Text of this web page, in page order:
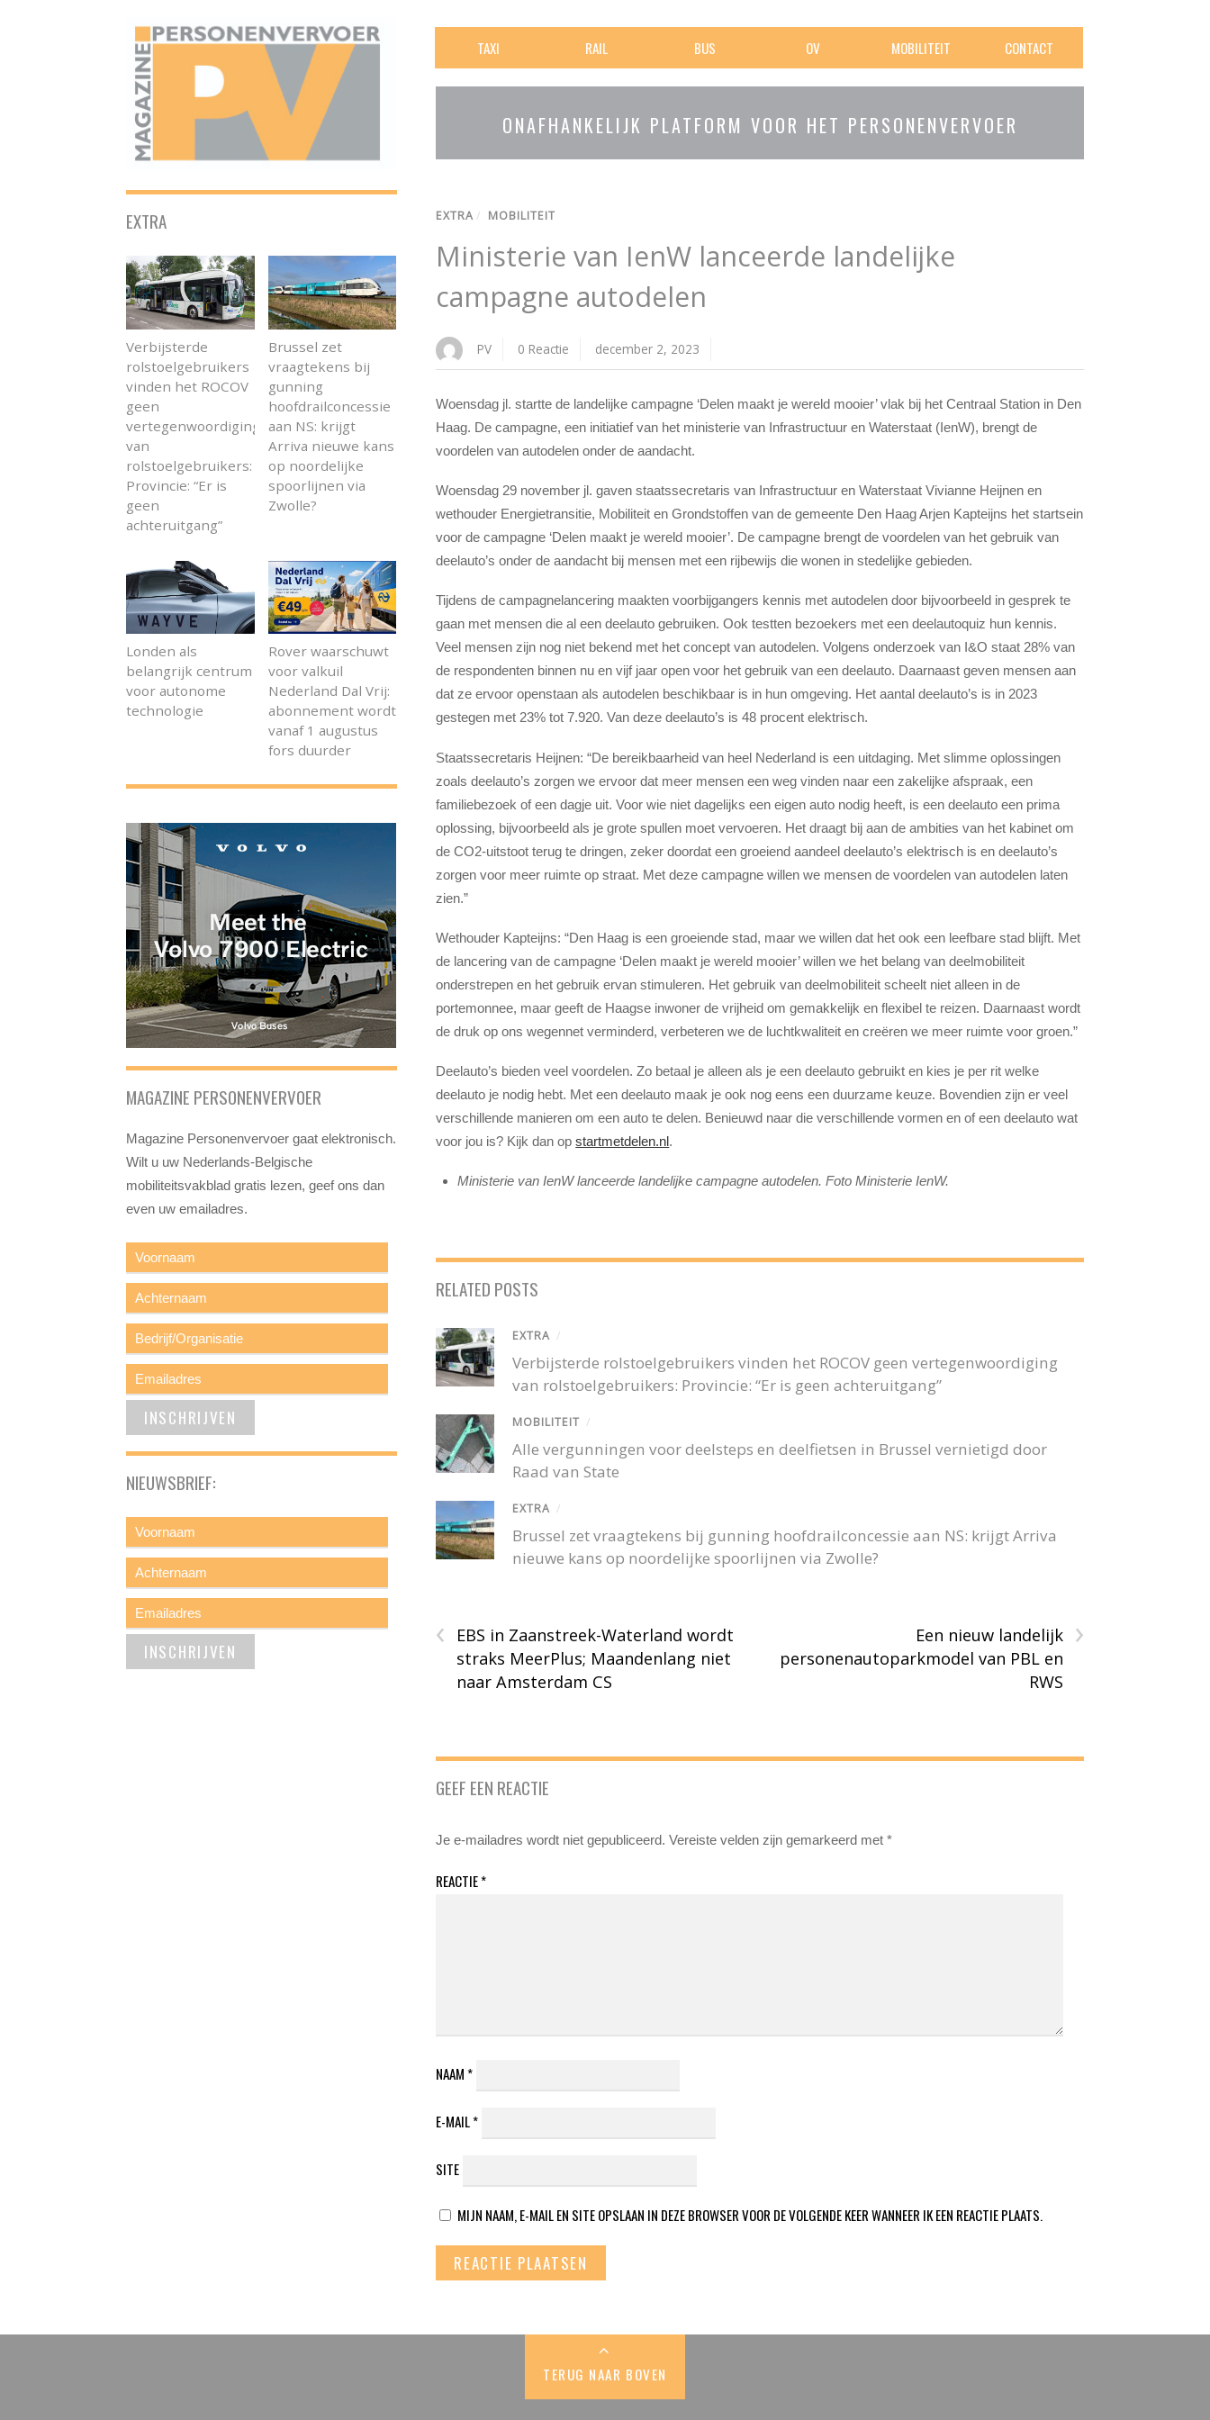
TAXI RAIL BUS OV MOBILITEIT CONTACT
ONAFHANKELIJK PLATFORM VOOR HET PERSONENVERVOER
EXTRA / MOBILITEIT
Ministerie van IenW lanceerde landelijke
campagne autodelen
PV 0 Reactie december 2, 2023
Woensdag jl. startte de landelijke campagne ‘Delen maakt je wereld mooier’ vlak bij het Centraal Station in Den
Haag. De campagne, een initiatief van het ministerie van Infrastructuur en Waterstaat (IenW), brengt de
voordelen van autodelen onder de aandacht.
Woensdag 29 november jl. gaven staatssecretaris van Infrastructuur en Waterstaat Vivianne Heijnen en
wethouder Energietransitie, Mobiliteit en Grondstoffen van de gemeente Den Haag Arjen Kapteijns het startsein
voor de campagne ‘Delen maakt je wereld mooier’. De campagne brengt de voordelen van het gebruik van
deelauto’s onder de aandacht bij mensen met een rijbewijs die wonen in stedelijke gebieden.
Tijdens de campagnelancering maakten voorbijgangers kennis met autodelen door bijvoorbeeld in gesprek te
gaan met mensen die al een deelauto gebruiken. Ook testten bezoekers met een deelautoquiz hun kennis.
Veel mensenzijn nog niet bekend met het concept van autodelen. Volgensonderzoek van I&O staat 28% van
de respondenten binnen nu en vijf jaar open voor het gebruik van een deelauto. Daarnaast geven mensen aan
dat ze ervoor openstaan als autodelen beschikbaar is in hun omgeving. Het aantal deelauto’s is in 2023
gestegen met 23% tot 7.920. Van deze deelauto’s is 48 procent elektrisch.
Staatssecretaris Heijnen: “De bereikbaarheid van heel Nederland is een uitdaging. Met slimme oplossingen
zoals deelauto’s zorgen we ervoor dat meer mensen een weg vinden naar een zakelijke afspraak, een
familiebezoek of een dagje uit. Voor wie niet dagelijks een eigen auto nodig heeft, is een deelauto een prima
oplossing, bijvoorbeeld als je grote spullen moet vervoeren. Het draagt bij aan de ambities van het kabinet om
de CO2-uitstoot terug te dringen, zeker doordat een groeiend aandeel deelauto’s elektrisch is en deelauto’s
zorgen voor meer ruimte op straat. Met deze campagne willen we mensen de voordelen van autodelen laten
zien.”
Wethouder Kapteijns: “Den Haag is een groeiende stad, maar we willen dat het ook een leefbare stad blijft. Met
de lancering van de campagne ‘Delen maakt je wereld mooier’ willen we het belang van deelmobiliteit
onderstrepen en het gebruik ervan stimuleren. Het gebruik van deelmobiliteit scheelt niet alleen in de
portemonnee, maar geeft de Haagse inwoner de vrijheid om gemakkelijk en flexibel te reizen. Daarnaast wordt
de druk op ons wegennet verminderd, verbeteren we de luchtkwaliteit en creëren we meer ruimte voor groen.”
Deelauto’s bieden veel voordelen. Zo betaal je alleen als je een deelauto gebruikt en kies je per rit welke
deelauto je nodig hebt. Met een deelauto maak je ook nog eens een duurzame keuze. Bovendien zijn er veel
verschillende manieren om een auto te delen. Benieuwd naar die verschillende vormen en of een deelauto wat
voor jou is? Kijk dan opstartmetdelen.nl.
Ministerie van IenW lanceerde landelijke campagne autodelen. Foto Ministerie IenW.
RELATED POSTS
EXTRA /
Verbijsterde rolstoelgebruikers vinden het ROCOV geen vertegenwoordiging
van rolstoelgebruikers: Provincie: “Er is geen achteruitgang”
MOBILITEIT /
Alle vergunningen voor deelsteps en deelfietsen in Brussel vernietigd door
Raad van State
EXTRA /
Brussel zet vraagtekens bij gunning hoofdrailconcessie aan NS: krijgt Arriva
nieuwe kans op noordelijke spoorlijnen via Zwolle?
‹
EBS in Zaanstreek-Waterland wordt
straks MeerPlus; Maandenlang niet
naar Amsterdam CS
›
Een nieuw landelijk
personenautoparkmodel van PBL en
RWS
GEEF EEN REACTIE
Je e-mailadres wordt niet gepubliceerd. Vereiste velden zijn gemarkeerd met*
REACTIE*
NAAM *
E-MAIL*
SITE
MIJN NAAM, E-MAIL EN SITE OPSLAAN IN DEZE BROWSER VOOR DE VOLGENDE KEER WANNEER IK EEN REACTIE PLAATS.
EXTRA
Verbijsterde
rolstoelgebruikers
vinden het ROCOV
geen
vertegenwoordiging
van
rolstoelgebruikers:
Provincie: “Er is
geen
achteruitgang”
Brussel zet
vraagtekens bij
gunning
hoofdrailconcessie
aan NS: krijgt
Arriva nieuwe kans
op noordelijke
spoorlijnen via
Zwolle?
Londen als
belangrijk centrum
voor autonome
technologie
Rover waarschuwt
voor valkuil
Nederland Dal Vrij:
abonnement wordt
vanaf 1 augustus
fors duurder
MAGAZINE PERSONENVERVOER
Magazine Personenvervoer gaat elektronisch.
Wilt u uw Nederlands-Belgische
mobiliteitsvakblad gratis lezen, geef ons dan
even uw emailadres.
NIEUWSBRIEF:
TERUG NAAR BOVEN